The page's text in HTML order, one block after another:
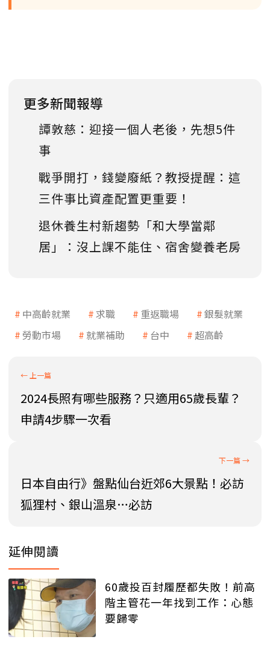
更多新聞報導
譚敦慈：迎接一個人老後，先想5件
事
戰爭開打，錢變廢紙？教授提醒：這
三件事比資產配置更重要！
退休養生村新趨勢「和大學當鄰
居」：沒上課不能住、宿舍變養老房
中高齡就業 求職 重返職場
銀髮就業
勞動市場
就業補助 台中 超高齡
2024長照有哪些服務？只適用65歲長輩？
申請4步驟一次看
日本自由行》盤點仙台近郊6大景點！必訪
狐狸村、銀山溫泉…必訪
延伸閱讀
60歲投百封履歷都失敗！前高
階主管花一年找到工作：心態
要歸零